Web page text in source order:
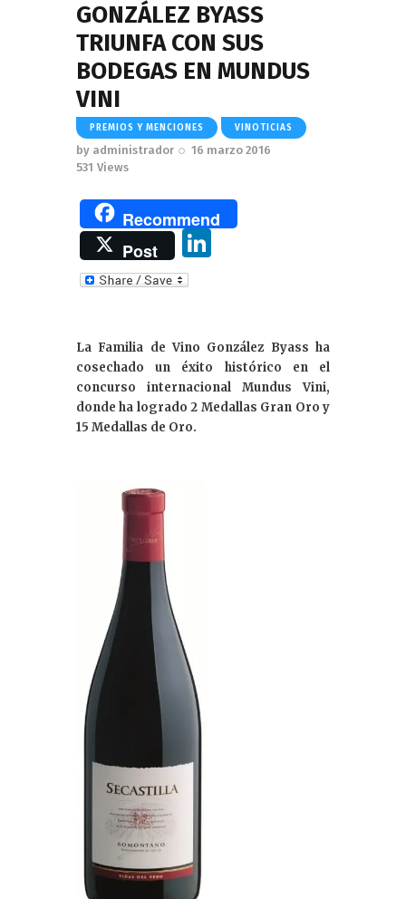
GONZÁLEZ BYASS
TRIUNFA CON SUS
BODEGAS EN MUNDUS
VINI
PREMIOS Y MENCIONES VINOTICIAS
by administrador
16 marzo 2016
531 Views
Recommend
Post
dI
n
La Familia de Vino González Byass ha
cosechado un éxito histórico en el
concurso internacional Mundus Vini,
donde ha logrado 2 Medallas Gran Oro y
15 Medallas de Oro.